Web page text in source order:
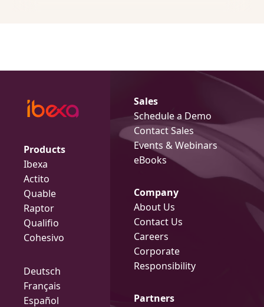
Products
Ibexa
Actito
Quable
Raptor
Qualifio
Cohesivo
Deutsch
Français
Español
Sales
Schedule a Demo
Contact Sales
Events & Webinars
eBooks
Company
About Us
Contact Us
Careers
Corporate
Responsibility
Partners